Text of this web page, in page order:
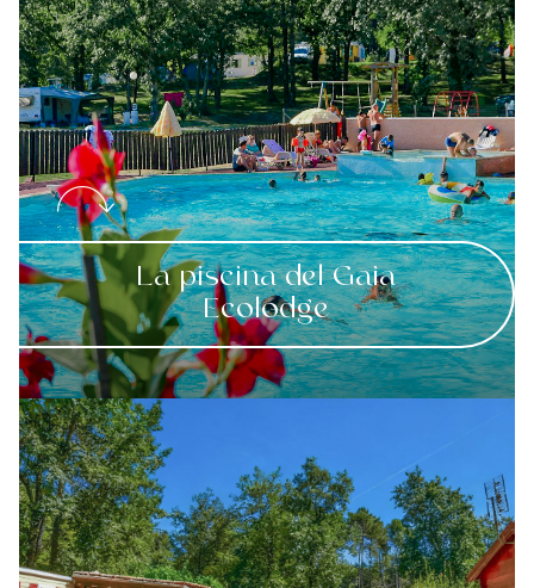
La piscina del Gaia
Ecolodge